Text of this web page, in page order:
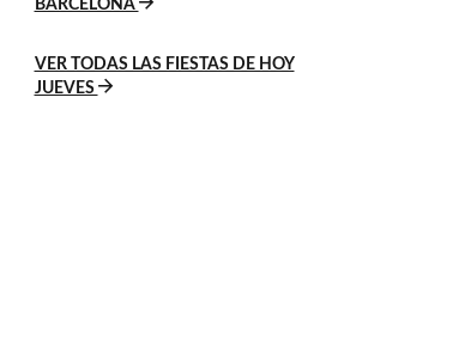
BARCELONA
VER TODAS LAS FIESTAS DE HOY
JUEVES